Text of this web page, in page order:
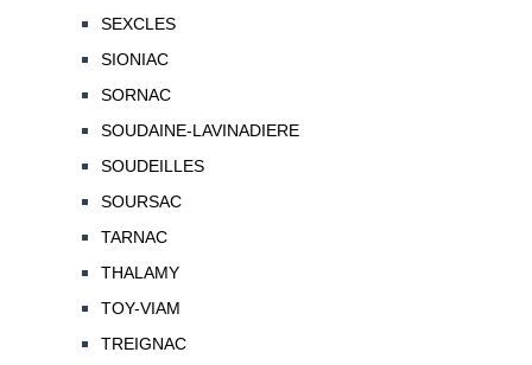
SEXCLES
SIONIAC
SORNAC
SOUDAINE-LAVINADIERE
SOUDEILLES
SOURSAC
TARNAC
THALAMY
TOY-VIAM
TREIGNAC